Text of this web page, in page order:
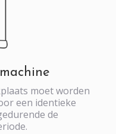
moet worden
een identieke
de